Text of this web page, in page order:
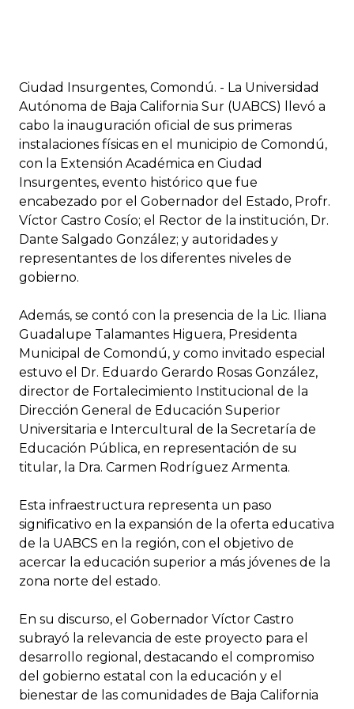
Ciudad Insurgentes, Comondú. - La Universidad
Autónoma de Baja California Sur (UABCS) llevó a
cabo la inauguración oficial de sus primeras
instalaciones físicas en el municipio de Comondú,
con la Extensión Académica en Ciudad
Insurgentes, evento histórico que fue
encabezado por el Gobernador del Estado, Profr.
Víctor Castro Cosío; el Rector de la institución, Dr.
Dante Salgado González; y autoridades y
representantes de los diferentes niveles de
gobierno.
Además, se contó con la presencia de la Lic. Iliana
Guadalupe Talamantes Higuera, Presidenta
Municipal de Comondú, y como invitado especial
estuvo el Dr. Eduardo Gerardo Rosas González,
director de Fortalecimiento Institucional de la
Dirección General de Educación Superior
Universitaria e Intercultural de la Secretaría de
Educación Pública, en representación de su
titular, la Dra. Carmen Rodríguez Armenta.
Esta infraestructura representa un paso
significativo en la expansión de la oferta educativa
de la UABCS en la región, con el objetivo de
acercar la educación superior a más jóvenes de la
zona norte del estado.
En su discurso, el Gobernador Víctor Castro
subrayó la relevancia de este proyecto para el
desarrollo regional, destacando el compromiso
del gobierno estatal con la educación y el
bienestar de las comunidades de Baja California